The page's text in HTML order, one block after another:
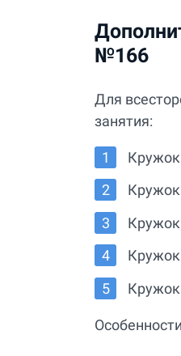
№166
Для
занятия:
Кружок
Кружок
Кружок
Кружок
Кружок